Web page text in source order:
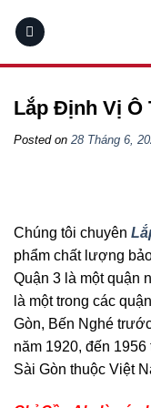
Lắp Định Vị Ô
Posted on 28 Tháng 6,
Chúng tôi chuyên
phẩm chất lượng
Quận 3 là một quận
là một trong các
Gòn, Bến Nghé
năm 1920, đến
Sài Gòn thuộc Việt